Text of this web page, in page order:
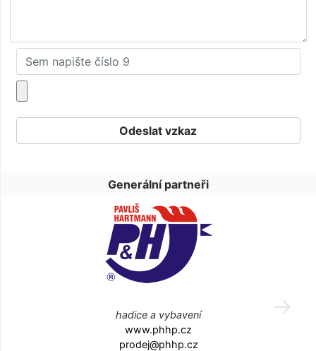
Generální partneři
hadice a vybavení
www.phhp.cz
prodej@phhp.cz